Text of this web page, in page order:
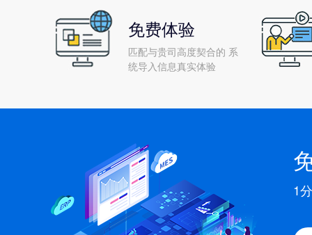
免费体验
匹配与贵司高度契合的 系
统导入信息真实体验
1